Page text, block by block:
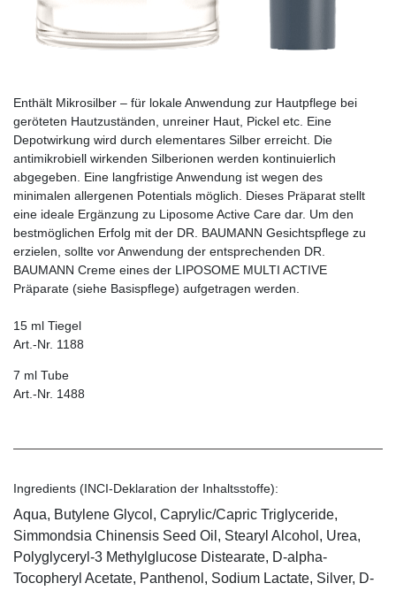
Enthält Mikrosilber – für lokale Anwendung zur Hautpflege bei
geröteten Hautzuständen, unreiner Haut, Pickel etc. Eine
Depotwirkung wird durch elementares Silber erreicht. Die
antimikrobiell wirkenden Silberionen werden kontinuierlich
abgegeben. Eine langfristige Anwendung ist wegen des
minimalen allergenen Potentials möglich. Dieses Präparat stellt
eine ideale Ergänzung zu Liposome Active Care dar. Um den
bestmöglichen Erfolg mit der DR. BAUMANN Gesichtspflege zu
erzielen, sollte vor Anwendung der entsprechenden DR.
BAUMANN Creme eines der LIPOSOME MULTI ACTIVE
Präparate (siehe Basispflege) aufgetragen werden.
15 ml Tiegel
Art.-Nr. 1188
7 ml Tube
Art.-Nr. 1488
Ingredients (INCI-Deklaration der Inhaltsstoffe):
Aqua, Butylene Glycol, Caprylic/Capric Triglyceride,
Simmondsia Chinensis Seed Oil, Stearyl Alcohol, Urea,
Polyglyceryl-3 Methylglucose Distearate, D-alpha-
Tocopheryl Acetate, Panthenol, Sodium Lactate, Silver, D-